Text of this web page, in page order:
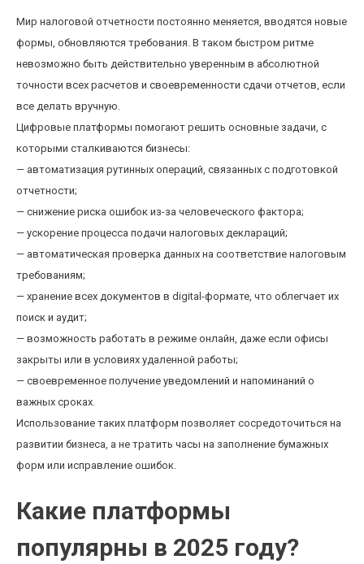
Мир налоговой отчетности постоянно меняется, вводятся новые
формы, обновляются требования. В таком быстром ритме
невозможно быть действительно уверенным в абсолютной
точности всех расчетов и своевременности сдачи отчетов, если
все делать вручную.
Цифровые платформы помогают решить основные задачи, с
которыми сталкиваются бизнесы:
— автоматизация рутинных операций, связанных с подготовкой
отчетности;
— снижение риска ошибок из-за человеческого фактора;
— ускорение процесса подачи налоговых деклараций;
— автоматическая проверка данных на соответствие налоговым
требованиям;
— хранение всех документов в digital-формате, что облегчает их
поиск и аудит;
— возможность работать в режиме онлайн, даже если офисы
закрыты или в условиях удаленной работы;
— своевременное получение уведомлений и напоминаний о
важных сроках.
Использование таких платформ позволяет сосредоточиться на
развитии бизнеса, а не тратить часы на заполнение бумажных
форм или исправление ошибок.
Какие платформы
популярны в 2025 году?